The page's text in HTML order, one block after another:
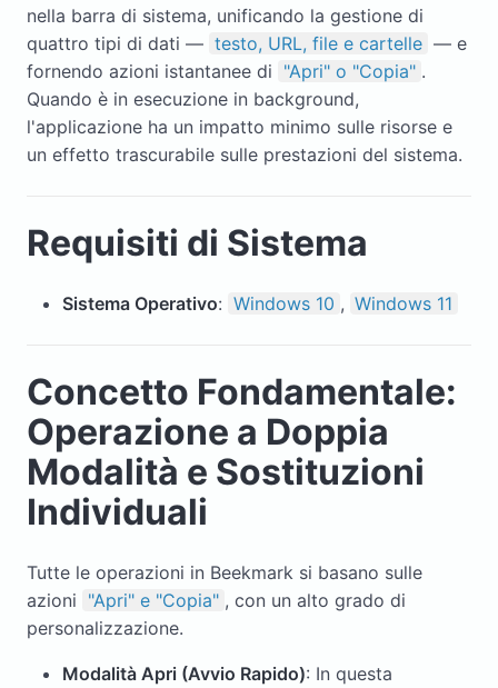
nella barra di sistema, unificando la gestione di
quattro tipi di dati — testo, URL, file e cartelle — e
fornendo azioni istantanee di "Apri" o "Copia" .
Quando è in esecuzione in background,
l'applicazione ha un impatto minimo sulle risorse e
un effetto trascurabile sulle prestazioni del sistema.
Requisiti di Sistema
Sistema Operativo: Windows 10 , Windows 11
Concetto Fondamentale:
Operazione a Doppia
Modalità e Sostituzioni
Individuali
Tutte le operazioni in Beekmark si basano sulle
azioni "Apri" e "Copia" , con un alto grado di
personalizzazione.
Modalità Apri (Avvio Rapido): In questa